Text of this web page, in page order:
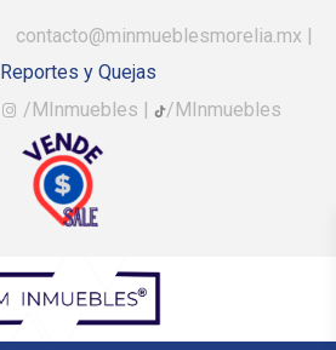
contacto@minmueblesmorelia.mx |
Reportes y Quejas
/MInmuebles | /MInmuebles